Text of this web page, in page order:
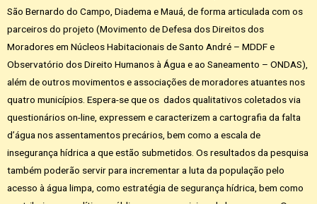
São Bernardo do Campo, Diadema e Mauá, de forma articulada com os
parceiros do projeto (Movimento de Defesa dos Direitos dos
Moradores em Núcleos Habitacionais de Santo André – MDDF e
Observatório dos Direito Humanos à Água e ao Saneamento – ONDAS),
além de outros movimentos e associações de moradores atuantes nos
quatro municípios. Espera-se que os dados qualitativos coletados via
questionários on-line, expressem e caracterizem a cartografia da falta
d’água nos assentamentos precários, bem como a escala de
insegurança hídrica a que estão submetidos. Os resultados da pesquisa
também poderão servir para incrementar a luta da população pelo
acesso à água limpa, como estratégia de segurança hídrica, bem como